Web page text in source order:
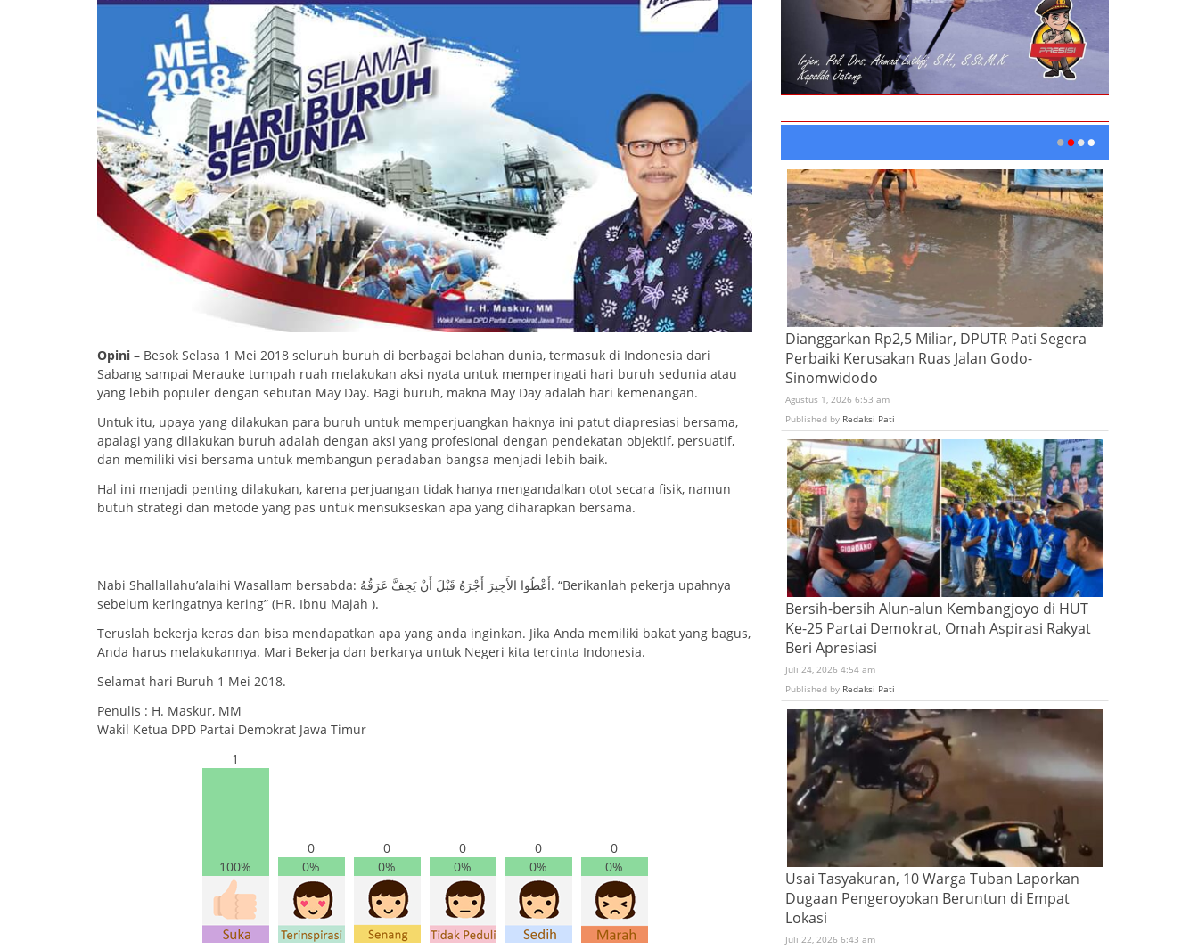
Opini – Besok Selasa 1 Mei 2018 seluruh buruh di berbagai belahan dunia, termasuk di Indonesia dari
Sabang sampai Merauke tumpah ruah melakukan aksi nyata untuk memperingati hari buruh sedunia atau
yang lebih populer dengan sebutan May Day. Bagi buruh, makna May Day adalah hari kemenangan.
Untuk itu, upaya yang dilakukan para buruh untuk memperjuangkan haknya ini patut diapresiasi bersama,
apalagi yang dilakukan buruh adalah dengan aksi yang profesional dengan pendekatan objektif, persuatif,
dan memiliki visi bersama untuk membangun peradaban bangsa menjadi lebih baik.
Hal ini menjadi penting dilakukan, karena perjuangan tidak hanya mengandalkan otot secara fisik, namun
butuh strategi dan metode yang pas untuk mensukseskan apa yang diharapkan bersama.
Nabi Shallallahu’alaihi Wasallam bersabda: أَعْطُوا الأَجِيرَ أَجْرَهُ قَبْلَ أَنْ يَجِفَّ عَرَقُهُ. “Berikanlah pekerja upahnya
sebelum keringatnya kering” (HR. Ibnu Majah ).
Teruslah bekerja keras dan bisa mendapatkan apa yang anda inginkan. Jika Anda memiliki bakat yang bagus,
Anda harus melakukannya. Mari Bekerja dan berkarya untuk Negeri kita tercinta Indonesia.
Selamat hari Buruh 1 Mei 2018.
Penulis : H. Maskur, MM
Wakil Ketua DPD Partai Demokrat Jawa Timur
1
100%
0
0%
0
0%
0
0%
0
0%
0
0%
Dianggarkan Rp2,5 Miliar, DPUTR Pati Segera
Perbaiki Kerusakan Ruas Jalan Godo-
Sinomwidodo
Agustus 1, 2026 6:53 am
Published by Redaksi Pati
Bersih-bersih Alun-alun Kembangjoyo di HUT
Ke-25 Partai Demokrat, Omah Aspirasi Rakyat
Beri Apresiasi
Juli 24, 2026 4:54 am
Published by Redaksi Pati
Usai Tasyakuran, 10 Warga Tuban Laporkan
Dugaan Pengeroyokan Beruntun di Empat
Lokasi
Juli 22, 2026 6:43 am